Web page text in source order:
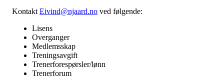
Kontakt Eivind@njaard.no ved følgende:
Lisens
Overganger
Medlemsskap
Treningsavgift
Trenerforespørsler/lønn
Trenerforum